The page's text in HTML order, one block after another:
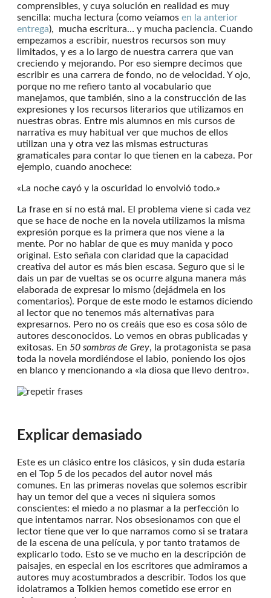
comprensibles, y cuya solución en realidad es muy
sencilla: mucha lectura (como veíamos en la anterior
entrega), mucha escritura… y mucha paciencia. Cuando
empezamos a escribir, nuestros recursos son muy
limitados, y es a lo largo de nuestra carrera que van
creciendo y mejorando. Por eso siempre decimos que
escribir es una carrera de fondo, no de velocidad. Y ojo,
porque no me refiero tanto al vocabulario que
manejamos, que también, sino a la construcción de las
expresiones y los recursos literarios que utilizamos en
nuestras obras. Entre mis alumnos en mis cursos de
narrativa es muy habitual ver que muchos de ellos
utilizan una y otra vez las mismas estructuras
gramaticales para contar lo que tienen en la cabeza. Por
ejemplo, cuando anochece:
«La noche cayó y la oscuridad lo envolvió todo.»
La frase en sí no está mal. El problema viene si cada vez
que se hace de noche en la novela utilizamos la misma
expresión porque es la primera que nos viene a la
mente. Por no hablar de que es muy manida y poco
original. Esto señala con claridad que la capacidad
creativa del autor es más bien escasa. Seguro que si le
dais un par de vueltas se os ocurre alguna manera más
elaborada de expresar lo mismo (dejádmela en los
comentarios). Porque de este modo le estamos diciendo
al lector que no tenemos más alternativas para
expresarnos. Pero no os creáis que eso es cosa sólo de
autores desconocidos. Lo vemos en obras publicadas y
exitosas. En 50 sombras de Grey, la protagonista se pasa
toda la novela mordiéndose el labio, poniendo los ojos
en blanco y mencionando a «la diosa que llevo dentro».
Explicar demasiado
Este es un clásico entre los clásicos, y sin duda estaría
en el Top 5 de los pecados del autor novel más
comunes. En las primeras novelas que solemos escribir
hay un temor del que a veces ni siquiera somos
conscientes: el miedo a no plasmar a la perfección lo
que intentamos narrar. Nos obsesionamos con que el
lector tiene que ver lo que narramos como si se tratara
de la escena de una película, y por tanto tratamos de
explicarlo todo. Esto se ve mucho en la descripción de
paisajes, en especial en los escritores que admiramos a
autores muy acostumbrados a describir. Todos los que
idolatramos a Tolkien hemos cometido ese error en